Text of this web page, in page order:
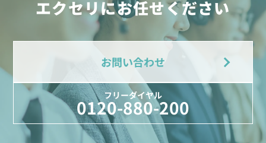
エクセリにお任せください
お問い合わせ
フリーダイヤル
0120-880-200